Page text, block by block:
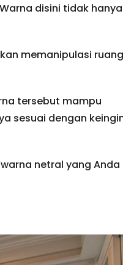
disini tidak hanya
memanipulasi
tersebut mampu
sesuai dengan
netral yang Anda